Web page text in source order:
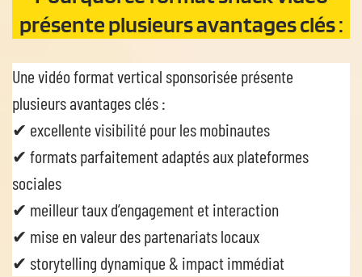
présente plusieurs avantages clés :
Une vidéo format vertical sponsorisée présente
plusieurs avantages clés :
✔ excellente visibilité pour les mobinautes
✔ formats parfaitement adaptés aux plateformes
sociales
✔ meilleur taux d’engagement et interaction
✔ mise en valeur des partenariats locaux
✔ storytelling dynamique & impact immédiat